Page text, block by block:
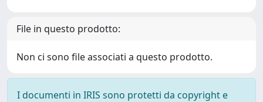
File in questo prodotto:
Non ci sono file associati a questo prodotto.
I documenti in IRIS sono protetti da copyright e